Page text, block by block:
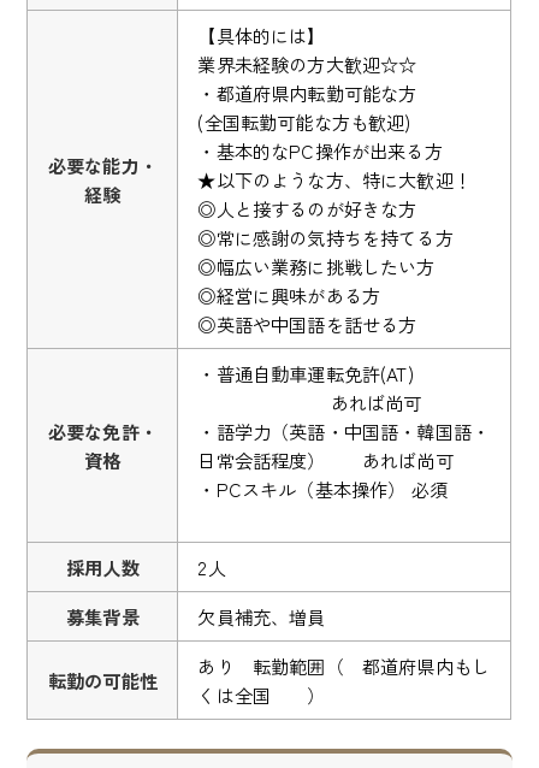
必要な能力・
経験
【具体的には】
業界未経験の方大歓迎☆☆
・都道府県内転勤可能な方
(全国転勤可能な方も歓迎)
・基本的なPC操作が出来る方
★以下のような方、特に大歓迎！
◎人と接するのが好きな方
◎常に感謝の気持ちを持てる方
◎幅広い業務に挑戦したい方
◎経営に興味がある方
◎英語や中国語を話せる方
必要な免許・
資格
・普通自動車運転免許(AT)
あれば尚可
・語学力（英語・中国語・韓国語・
日常会話程度） あれば尚可
・PCスキル（基本操作） 必須
採用人数
2人
募集背景
欠員補充、増員
転勤の可能性
あり 転勤範囲（ 都道府県内もし
くは全国 ）